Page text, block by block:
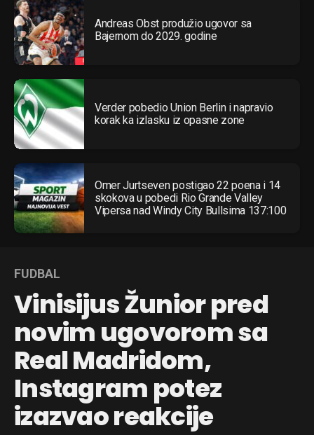
Andreas Obst produžio ugovor sa
Bajernom do 2029. godine
Verder pobedio Union Berlin i napravio
korak ka izlasku iz opasne zone
Omer Jurtseven postigao 22 poena i 14
skokova u pobedi Rio Grande Valley
Vipersa nad Windy City Bullsima 137:100
FUDBAL
Vinisijus Žunior pred
novim ugovorom sa
Real Madridom,
Instagram potez
izazvao reakcije